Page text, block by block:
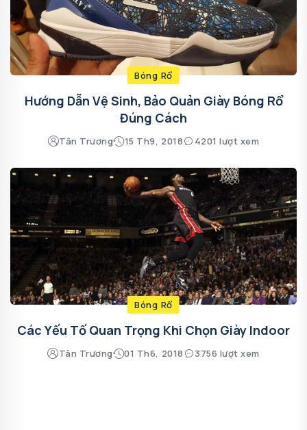
Bóng Rổ
Hướng Dẫn Vệ Sinh, Bảo Quản Giày Bóng Rổ
Đúng Cách
Tân Trương 15 Th9, 2018 4201 lượt xem
Bóng Rổ
Các Yếu Tố Quan Trọng Khi Chọn Giày Indoor
Tân Trương 01 Th6, 2018 3756 lượt xem